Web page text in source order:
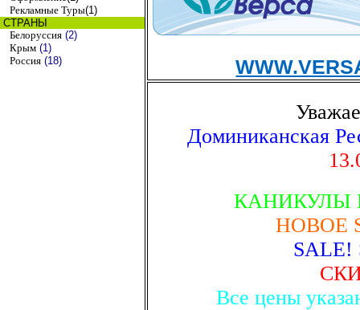
Рекламные Туры(1)
СТРАНЫ
Белоруссия (2)
Крым (1)
Россия (18)
Доминиканская
КАНИКУЛЫ
НОВОЕ
SALE!
Все цены